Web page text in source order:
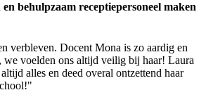
behulpzaam receptiepersoneel maken
verbleven. Docent Mona is zo aardig en
we voelden ons altijd veilig bij haar! Laura
alles en deed overal ontzettend haar